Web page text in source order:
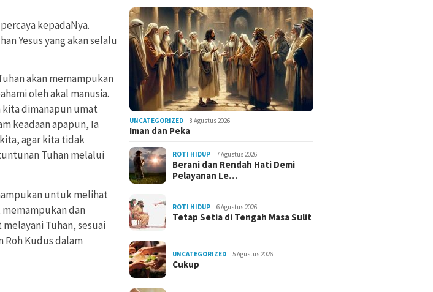
kepadaNya.
Yesus yang akan selalu
akan memampukan
oleh akal manusia.
dimanapun umat
keadaan apapun, Ia
agar kita tidak
Tuhan melalui
untuk melihat
memampukan dan
Tuhan, sesuai
Roh Kudus dalam
UNCATEGORIZED 8 Agustus 2026
Iman dan Peka
ROTI HIDUP 7 Agustus 2026
Berani dan Rendah Hati Demi
Pelayanan Le…
ROTI HIDUP 6 Agustus 2026
Tetap Setia di Tengah Masa Sulit
UNCATEGORIZED 5 Agustus 2026
Cukup